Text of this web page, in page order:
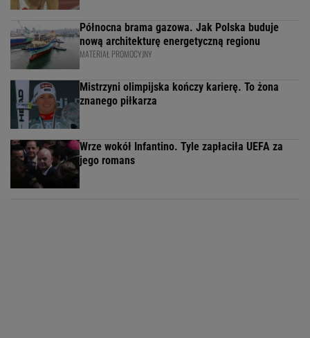
Północna brama gazowa. Jak Polska buduje
nową architekturę energetyczną regionu
MATERIAŁ PROMOCYJNY
Mistrzyni olimpijska kończy karierę. To żona
znanego piłkarza
Wrze wokół Infantino. Tyle zapłaciła UEFA za
jego romans